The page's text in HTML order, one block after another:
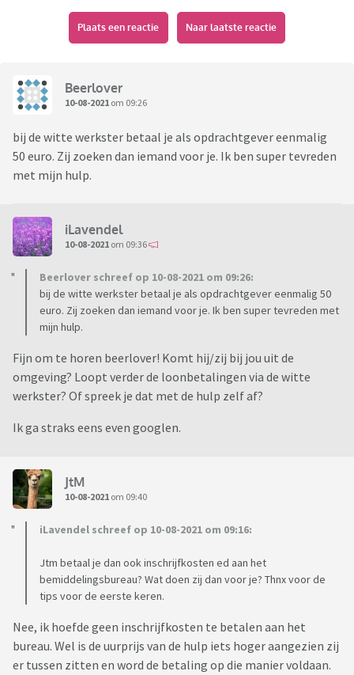
aanbieden op fb of mensen die op zoek zijn en daar een
oproep plaatsen, maar is dat de manier, ik twijfel. Iemand
ervaring? Tips? Wat wel doen en wat niet? Via een
Plaats een reactie Naar laatste reactie
Beerlover
10-08-2021 om 09:26
bij de witte werkster betaal je als opdrachtgever eenmalig
50 euro. Zij zoeken dan iemand voor je. Ik ben super tevreden
met mijn hulp.
iLavendel
10-08-2021 om 09:36
Beerlover schreef op 10-08-2021 om 09:26:
bij de witte werkster betaal je als opdrachtgever eenmalig 50
euro. Zij zoeken dan iemand voor je. Ik ben super tevreden met
mijn hulp.
Fijn om te horen beerlover! Komt hij/zij bij jou uit de
omgeving? Loopt verder de loonbetalingen via de witte
werkster? Of spreek je dat met de hulp zelf af?
Ik ga straks eens even googlen.
JtM
10-08-2021 om 09:40
iLavendel schreef op 10-08-2021 om 09:16:
Jtm betaal je dan ook inschrijfkosten ed aan het
bemiddelingsbureau? Wat doen zij dan voor je? Thnx voor de
tips voor de eerste keren.
Nee, ik hoefde geen inschrijfkosten te betalen aan het
bureau. Wel is de uurprijs van de hulp iets hoger aangezien zij
er tussen zitten en word de betaling op die manier voldaan.